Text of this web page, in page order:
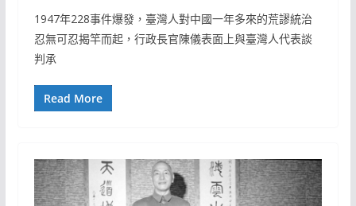
1947年228事件爆發，臺灣人對中國一年多來的荒謬統治
忍無可忍揭竿而起，行政長官陳儀表面上與臺灣人代表談
判承
Read More